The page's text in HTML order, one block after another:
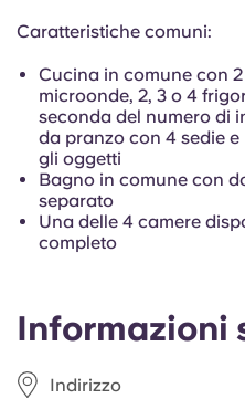
Informazioni
Indirizzo
Caratteristiche comuni:
Cucina in comune con
microonde, 2, 3 o 4
seconda del numero di
da pranzo con 4 sedie
gli oggetti
Bagno in comune con
separato
Una delle 4 camere
completo